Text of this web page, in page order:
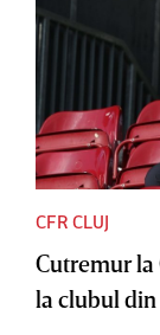
CFR CLUJ
Cutremur la
la clubul din